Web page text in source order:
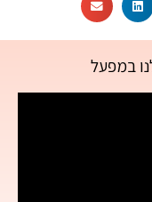
במפעל